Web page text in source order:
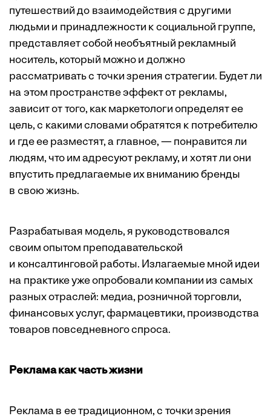
путешествий до взаимодействия с другими
людьми и принадлежности к социальной группе,
представляет собой необъятный рекламный
носитель, который можно и должно
рассматривать с точки зрения стратегии. Будет ли
на этом пространстве эффект от рекламы,
зависит от того, как маркетологи определят ее
цель, с какими словами обратятся к потребителю
и где ее разместят, а главное, — понравится ли
людям, что им адресуют рекламу, и хотят ли они
впустить предлагаемые их вниманию бренды
в свою жизнь.
Разрабатывая модель, я руководствовался
своим опытом преподавательской
и консалтинговой работы. Излагаемые мной идеи
на практике уже опробовали компании из самых
разных отраслей: медиа, розничной торговли,
финансовых услуг, фармацевтики, производства
товаров повседневного спроса.
Реклама как часть жизни
Реклама в ее традиционном, с точки зрения